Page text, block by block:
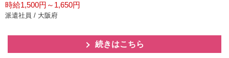
時給1,500円～1,650円
派遣社員 / 大阪府
続きはこちら